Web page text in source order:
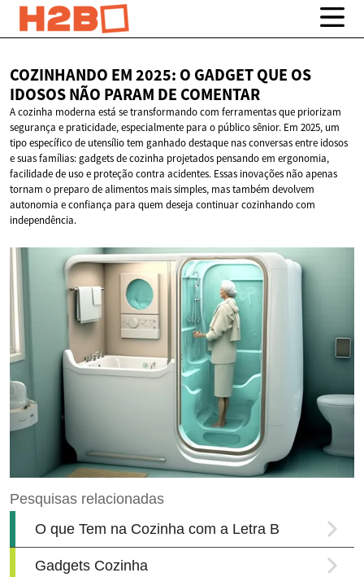
COZINHANDO EM 2025: O GADGET QUE OS
IDOSOS NÃO PARAM DE COMENTAR
A cozinha moderna está se transformando com ferramentas que priorizam
segurança e praticidade, especialmente para o público sênior. Em 2025, um
tipo específico de utensílio tem ganhado destaque nas conversas entre idosos
e suas famílias: gadgets de cozinha projetados pensando em ergonomia,
facilidade de uso e proteção contra acidentes. Essas inovações não apenas
tornam o preparo de alimentos mais simples, mas também devolvem
autonomia e confiança para quem deseja continuar cozinhando com
independência.